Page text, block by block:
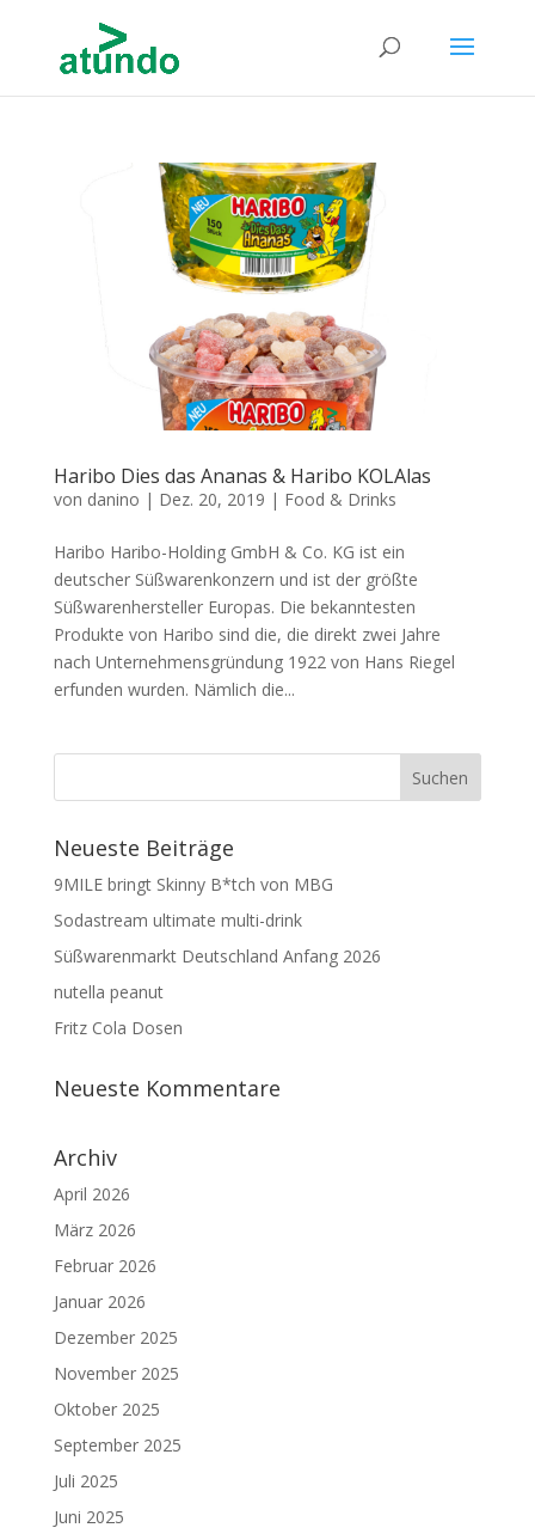
Haribo Dies das Ananas & Haribo KOLAlas
von danino | Dez. 20, 2019 | Food & Drinks
Haribo Haribo-Holding GmbH & Co. KG ist ein
deutscher Süßwarenkonzern und ist der größte
Süßwarenhersteller Europas. Die bekanntesten
Produkte von Haribo sind die, die direkt zwei Jahre
nach Unternehmensgründung 1922 von Hans Riegel
erfunden wurden. Nämlich die...
Neueste Beiträge
9MILE bringt Skinny B*tch von MBG
Sodastream ultimate multi-drink
Süßwarenmarkt Deutschland Anfang 2026
nutella peanut
Fritz Cola Dosen
Neueste Kommentare
Archiv
April 2026
März 2026
Februar 2026
Januar 2026
Dezember 2025
November 2025
Oktober 2025
September 2025
Juli 2025
Juni 2025